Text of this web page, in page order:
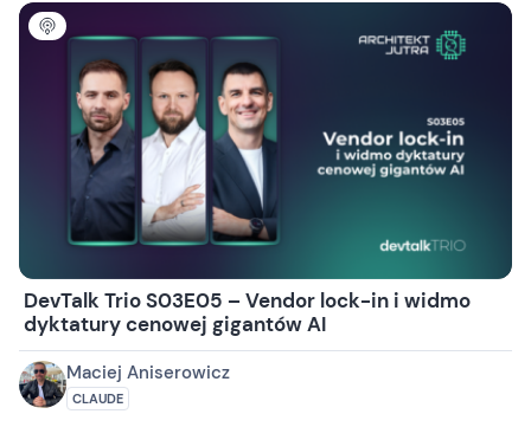
DevTalk Trio S03E05 – Vendor lock-in i widmo
dyktatury cenowej gigantów AI
Maciej Aniserowicz
CLAUDE